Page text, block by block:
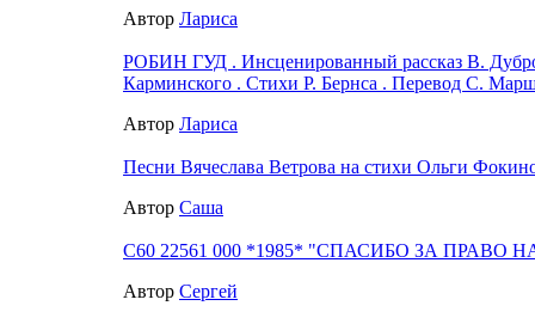
Автор Лариса
РОБИН ГУД . Инсценированный рассказ В.
Карминского . Стихи Р. Бернса . Перевод С.
Автор Лариса
Песни Вячеслава Ветрова на стихи Ольги
Автор Саша
С60 22561 000 *1985* "СПАСИБО ЗА ПРАВО
Автор Сергей